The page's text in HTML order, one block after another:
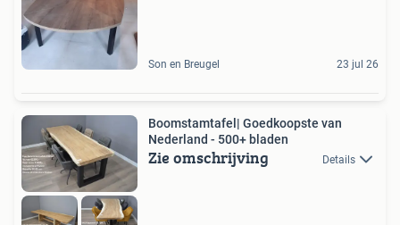
Son en Breugel 23 jul 26
Boomstamtafel| Goedkoopste van
Nederland - 500+ bladen
Zie omschrijving Details